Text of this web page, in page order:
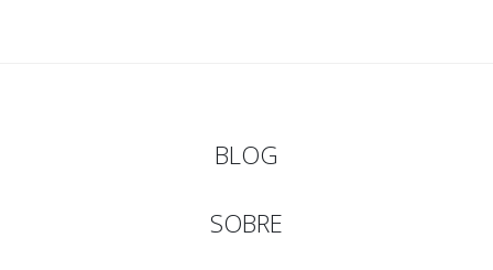
BLOG
SOBRE